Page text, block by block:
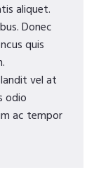
aliquet.
Donec
quis
vel at
odio
ac tempor